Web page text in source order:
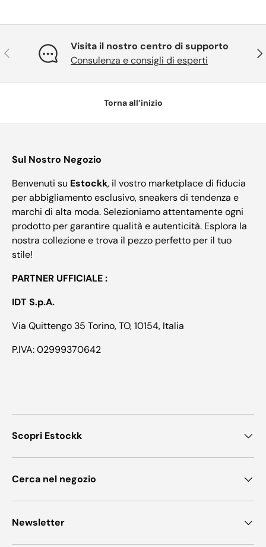
Indietro
Visita il nostro centro di supporto
Consulenza e consigli di esperti
Torna all’inizio
Sul Nostro Negozio
Benvenuti su Estockk, il vostro marketplace di fiducia
per abbigliamento esclusivo, sneakers di tendenza e
marchi di alta moda. Selezioniamo attentamente ogni
prodotto per garantire qualità e autenticità. Esplora la
nostra collezione e trova il pezzo perfetto per il tuo
stile!
PARTNER UFFICIALE :
IDT S.p.A.
Via Quittengo 35 Torino, TO, 10154, Italia
P.IVA: 02999370642
Scopri Estockk
Cerca nel negozio
Newsletter